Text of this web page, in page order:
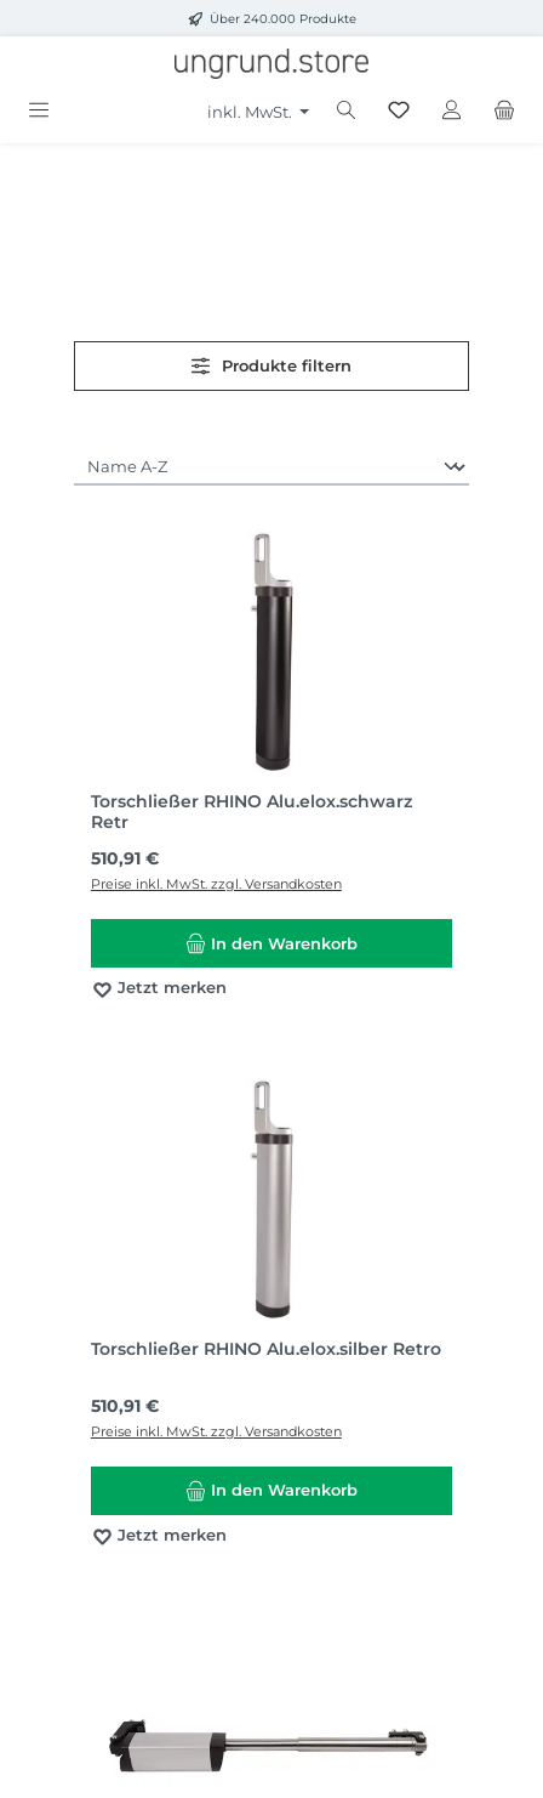
Zum Hauptinhalt springenÜber 240.000 Produkte
inkl. MwSt.
Produkte filtern
Torschließer RHINO Alu.elox.schwarz
Retr
Regulärer Preis:
510,91 €
Preise inkl. MwSt. zzgl. Versandkosten
In den Warenkorb
Jetzt merken
Torschließer RHINO Alu.elox.silber Retro
Regulärer Preis:
510,91 €
Preise inkl. MwSt. zzgl. Versandkosten
In den Warenkorb
Jetzt merken